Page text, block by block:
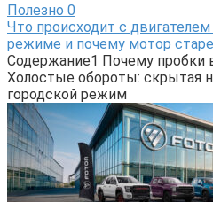
Полезно 0
Что происходит с
режиме и почему мотор
Содержание1 Почему пробки
Холостые обороты: скрытая
городской режим